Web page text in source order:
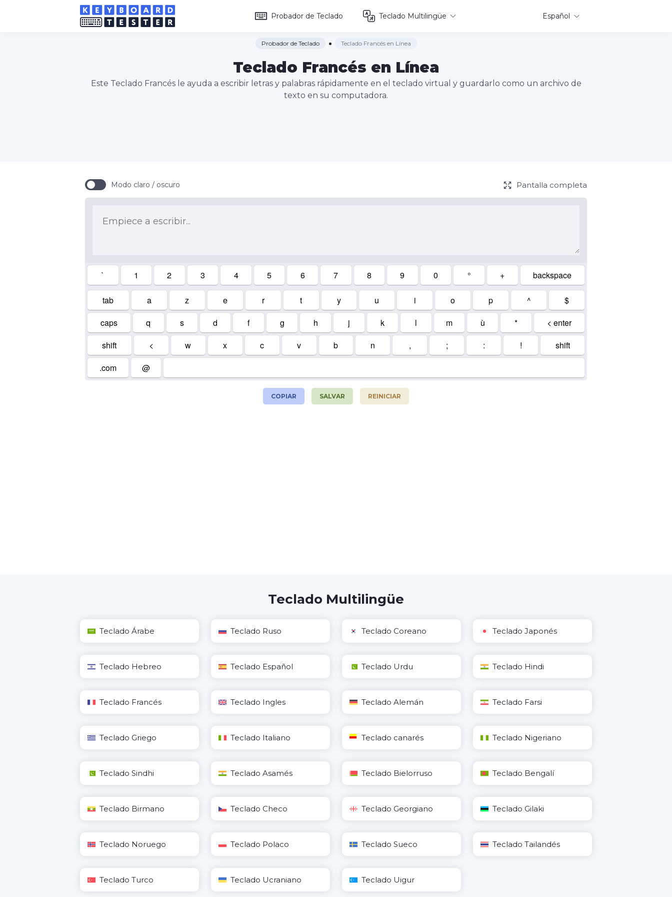
Probador de Teclado Teclado Multilingüe Español
Probador de Teclado Teclado Francés en Línea
Teclado Francés en Línea
Este Teclado Francés le ayuda a escribir letras y palabras rápidamente en el teclado virtual y guardarlo como un archivo de
texto en su computadora.
Modo claro / oscuro Pantalla completa
` 1 2 3 4 5 6 7 8 9 0 ° + backspace
tab a z e r t y u i o p ^
$
caps
q s d f g h j k l m ù *
< enter
shift
< w x c v b n , ; : !
shift
.com
@
COPIAR SALVAR REINICIAR
Teclado Multilingüe
Teclado Árabe Teclado Ruso Teclado Coreano Teclado Japonés
Teclado Hebreo Teclado Español Teclado Urdu Teclado Hindi
Teclado Francés Teclado Ingles Teclado Alemán Teclado Farsi
Teclado Griego Teclado Italiano Teclado canarés Teclado Nigeriano
Teclado Sindhi Teclado Asamés Teclado Bielorruso Teclado Bengalí
Teclado Birmano Teclado Checo Teclado Georgiano Teclado Gilaki
Teclado Noruego Teclado Polaco Teclado Sueco Teclado Tailandés
Teclado Turco Teclado Ucraniano Teclado Uigur